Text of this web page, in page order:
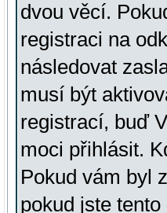
dvou věcí.
registraci na
následovat
musí být
registrací, buď
moci přihlásit.
Pokud vám byl
pokud jste